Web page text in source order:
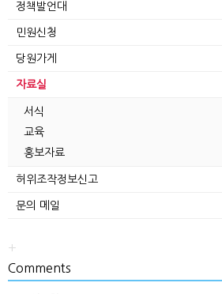
정책발언대
민원신청
당원가게
자료실
서식
교육
홍보자료
허위조작정보신고
문의 메일
+
Comments